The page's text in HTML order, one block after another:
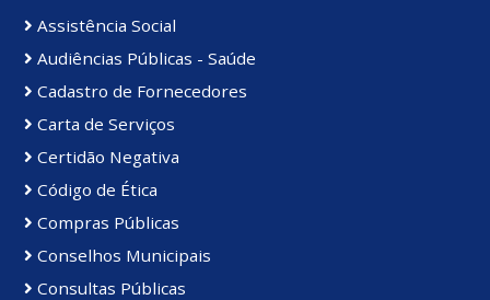
Assistência Social
Audiências Públicas - Saúde
Cadastro de Fornecedores
Carta de Serviços
Certidão Negativa
Código de Ética
Compras Públicas
Conselhos Municipais
Consultas Públicas